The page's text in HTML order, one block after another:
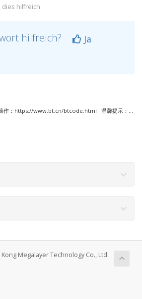
dies hilfreich
hilfreich?
Ja
作：https://www.bt.cn/btcode.html 温馨提示：...
Megalayer Technology Co., Ltd.